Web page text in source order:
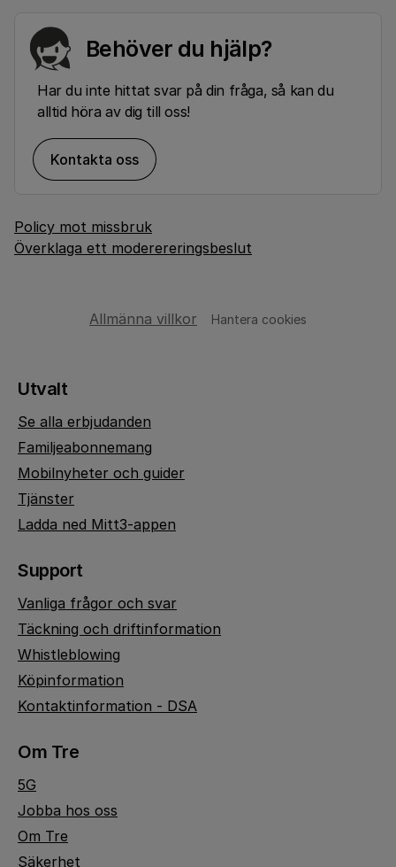
Behöver du hjälp?
Har du inte hittat svar på din fråga, så kan du
alltid höra av dig till oss!
Kontakta oss
Policy mot missbruk
Överklaga ett moderereringsbeslut
Allmänna villkor Hantera cookies
Utvalt
Se alla erbjudanden
Familjeabonnemang
Mobilnyheter och guider
Tjänster
Ladda ned Mitt3-appen
Support
Vanliga frågor och svar
Täckning och driftinformation
Whistleblowing
Köpinformation
Kontaktinformation - DSA
Om Tre
5G
Jobba hos oss
Om Tre
Säkerhet